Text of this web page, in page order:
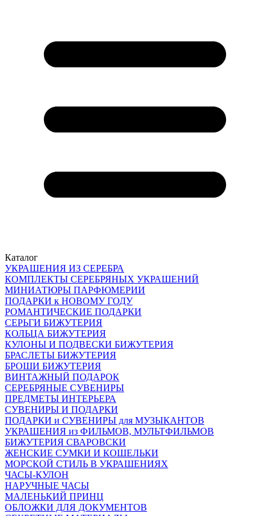
Каталог
УКРАШЕНИЯ ИЗ СЕРЕБРА
КОМПЛЕКТЫ СЕРЕБРЯНЫХ УКРАШЕНИЙ
МИНИАТЮРЫ ПАРФЮМЕРИИ
ПОДАРКИ к НОВОМУ ГОДУ
РОМАНТИЧЕСКИЕ ПОДАРКИ
СЕРЬГИ БИЖУТЕРИЯ
КОЛЬЦА БИЖУТЕРИЯ
КУЛОНЫ И ПОДВЕСКИ БИЖУТЕРИЯ
БРАСЛЕТЫ БИЖУТЕРИЯ
БРОШИ БИЖУТЕРИЯ
ВИНТАЖНЫЙ ПОДАРОК
СЕРЕБРЯНЫЕ СУВЕНИРЫ
ПРЕДМЕТЫ ИНТЕРЬЕРА
СУВЕНИРЫ И ПОДАРКИ
ПОДАРКИ и СУВЕНИРЫ для МУЗЫКАНТОВ
УКРАШЕНИЯ из ФИЛЬМОВ, МУЛЬТФИЛЬМОВ
БИЖУТЕРИЯ СВАРОВСКИ
ЖЕНСКИЕ СУМКИ И КОШЕЛЬКИ
МОРСКОЙ СТИЛЬ В УКРАШЕНИЯХ
ЧАСЫ-КУЛОН
НАРУЧНЫЕ ЧАСЫ
МАЛЕНЬКИЙ ПРИНЦ
ОБЛОЖКИ ДЛЯ ДОКУМЕНТОВ